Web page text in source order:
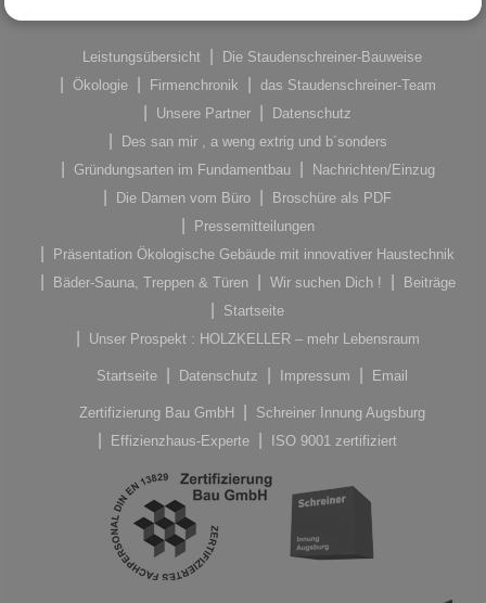
Leistungsübersicht
Die Staudenschreiner-Bauweise
Ökologie
Firmenchronik
das Staudenschreiner-Team
Unsere Partner
Datenschutz
Des san mir , a weng extrig und b´sonders
Gründungsarten im Fundamentbau
Nachrichten/Einzug
Die Damen vom Büro
Broschüre als PDF
Pressemitteilungen
Präsentation Ökologische Gebäude mit innovativer Haustechnik
Bäder-Sauna, Treppen & Türen
Wir suchen Dich !
Beiträge
Startseite
Unser Prospekt : HOLZKELLER – mehr Lebensraum
Startseite Datenschutz Impressum Email
Zertifizierung Bau GmbH
Schreiner Innung Augsburg
Effizienzhaus-Experte
ISO 9001 zertifiziert